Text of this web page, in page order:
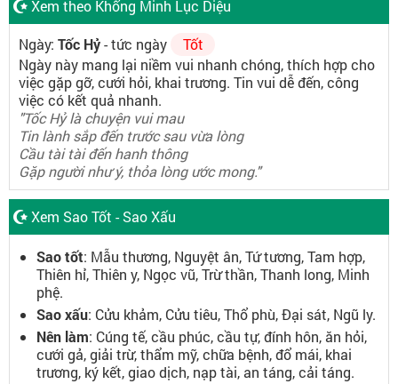
Xem theo Khổng Minh Lục Diệu
Ngày: Tốc Hỷ- tức ngày
Tốt
Ngày này mang lại niềm vui nhanh chóng, thích hợp cho
việc gặp gỡ, cưới hỏi, khai trương. Tin vui dễ đến, công
việc có kết quả nhanh.
"Tốc Hỷ là chuyện vui mau
Tin lành sắp đến trước sau vừa lòng
Cầu tài tài đến hanh thông
Gặp người như ý, thỏa lòng ước mong."
Xem Sao Tốt - Sao Xấu
Sao tốt: Mẫu thương, Nguyệt ân, Tứ tương, Tam hợp,
Thiên hỉ, Thiên y, Ngọc vũ, Trừ thần, Thanh long, Minh
phệ.
Sao xấu: Cửu khảm, Cửu tiêu, Thổ phù, Đại sát, Ngũ ly.
Nên làm: Cúng tế, cầu phúc, cầu tự, đính hôn, ăn hỏi,
cưới gả, giải trừ, thẩm mỹ, chữa bệnh, đổ mái, khai
trương, ký kết, giao dịch, nạp tài, an táng, cải táng.